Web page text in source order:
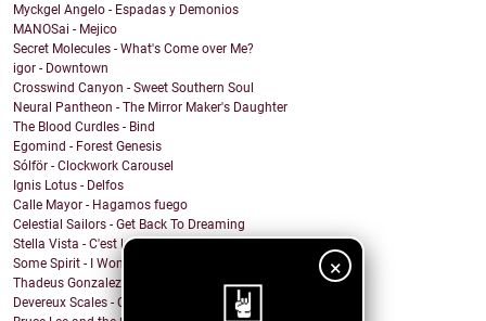
×
Myckgel Angelo - Espadas y Demonios
MANOSai - Mejico
Secret Molecules - What's Come over Me?
igor - Downtown
Crosswind Canyon - Sweet Southern Soul
Neural Pantheon - The Mirror Maker's Daughter
The Blood Curdles - Bind
Egomind - Forest Genesis
Sólför - Clockwork Carousel
Ignis Lotus - Delfos
Calle Mayor - Hagamos fuego
Celestial Sailors - Get Back To Dreaming
Stella Vista - C'est la Vie
Some Spirit - I Won't Let You Down
Thadeus Gonzalez - Every Heart Beats
Devereux Scales - Close Your Eyes and Sing!